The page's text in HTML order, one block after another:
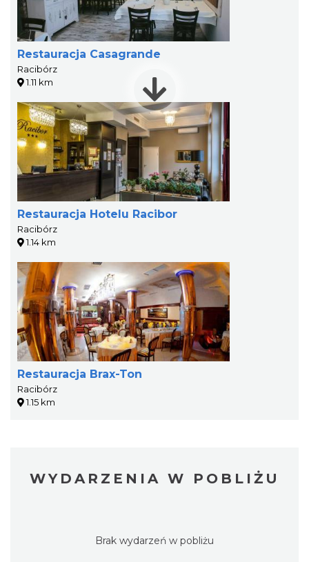
Restauracja Casagrande
Racibórz
1.11 km
Restauracja Hotelu Racibor
Racibórz
1.14 km
Restauracja Brax-Ton
Racibórz
1.15 km
WYDARZENIA W POBLIŻU
Brak wydarzeń w pobliżu